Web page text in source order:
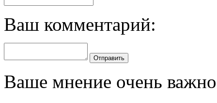
Ваш комментарий:
Отправить
Ваше мнение очень